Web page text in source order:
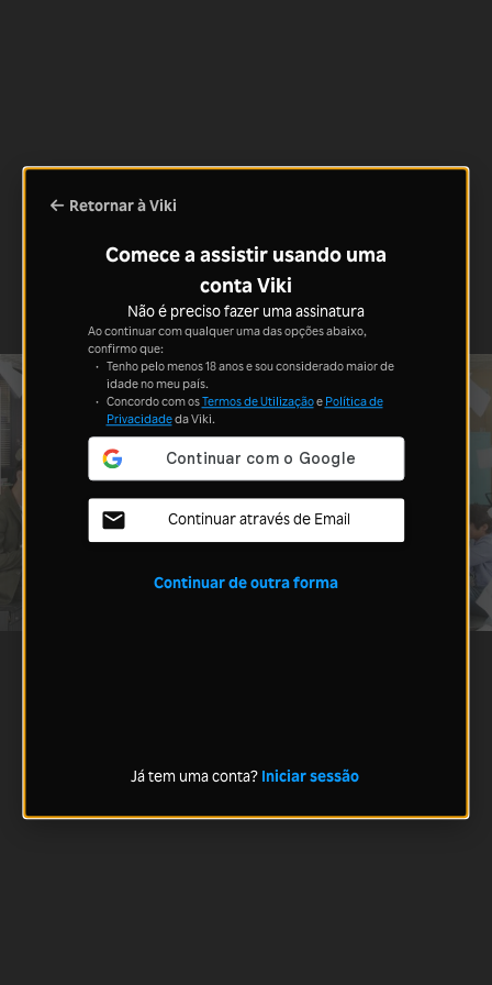
Retornar à Viki
Comece a assistir usando uma
conta Viki
Não é preciso fazer uma assinatura
Ao continuar com qualquer uma das opções abaixo,
confirmo que:
Tenho pelo menos 18 anos e sou considerado maior de
idade no meu país.
Concordo com osTermos de Utilizaçãoe Política de
Privacidadeda Viki.
Continuar através de Email
Continuar de outra forma
Já tem uma conta? Iniciar sessão